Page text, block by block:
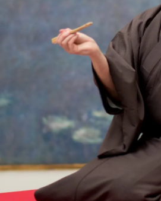
2018
–